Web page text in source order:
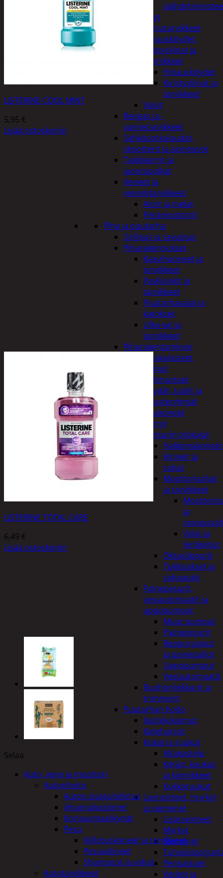
Öljyt
Perävaunutarvikkeet
Hinausköydet,
kiristysliinat ja
kiinnikkeet
Hinausköydet
Kiristysliinat ja
tarvikkeet
Valot
Rengas ja -
vannetarvikkeet
Sähköpotkulaudat,
skootterit ja ajoneuvot
Tukkikärryt ja
juontopulkat
Veneet ja
veneilytarvikkeet
Airot ja melat
Perämoottorit
Piha ja puutarha
Grillaus ja savustus
Piharakennukset
Kasvihuoneet ja
tarvikkeet
Paviljonkit ja
tarvikkeet
Puutarhavajat ja
katokset
Ulko-wc ja
tarvikkeet
Piharakentaminen
Puutarhakalusteet
Keinut
Pehmusteet
Pöydät, tuolit ja
kalusteryhmät
Puutarhakoneet
Kärryt
Metsurin työkalut
Halkomakoneet
Kirveet ja
sahat
Moottorisahat
ja tarvikkeet
ja
Viilat ja
teräketjut
Oksasilppurit
Tukkisakset ja
sahapukit
Painepesurit,
vesiautomaatit ja
uppopumput
Muut pumput
Painepesurit
Reppuruiskut
ja painepullot
Uppopumput
Vesiautomaatit
Ruohonleikkurit ja
trimmerit
Puutarhan hoito
Kastelukannut
Kateharsot
Kukat ja ruukut
Altakastelu
Ketjut, koukut
ja kiinnikkeet
Kukkaruukut
Lannoitteet, myrkyt
ja siemenet
Lisäravinteet
Myrkyt
Siemenet
Pensastuet
Verkot ja
LISTERINE COOL MINT
5,95 €
Lisää ostoskoriin
LISTERINE TOTAL CARE
6,49 €
Lisää ostoskoriin
Selaa
Auto, vene ja moottori
Autonhoito
Auton sisäpuhdistus
ilmanraikastimet
Korjausmaalikynät
Pesu
Kiillotuskoneet ja tarvikkeet
Pesuvälineet
Shampoot ja vahat
Autotarvikkeet